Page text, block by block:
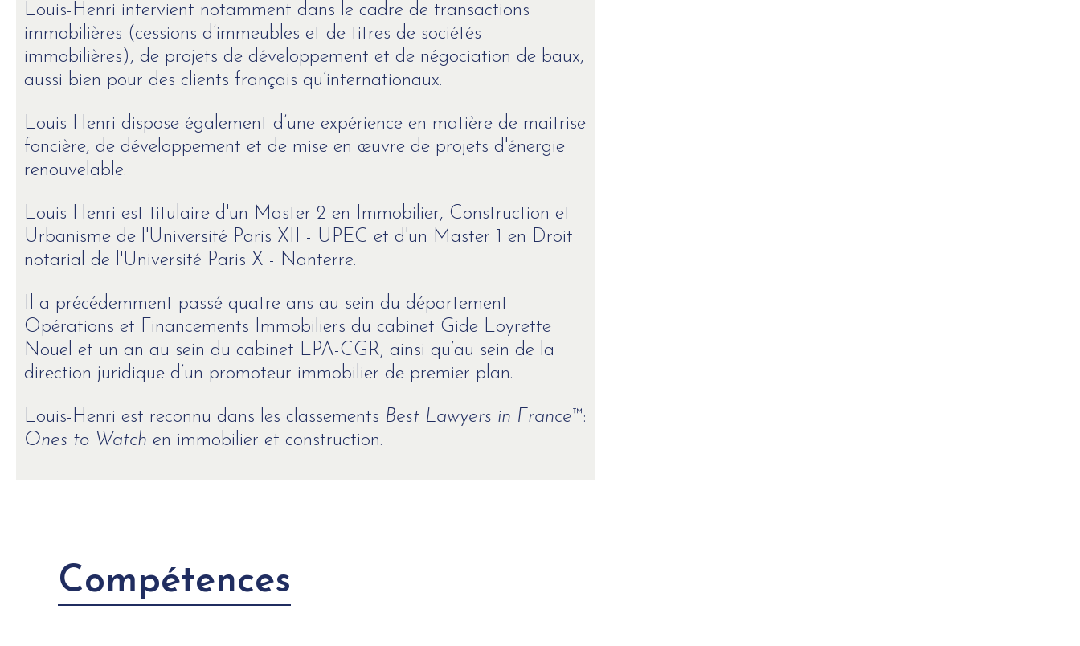
Louis-Henri intervient notamment dans le cadre de transactions
immobilières (cessions d’immeubles et de titres de sociétés
immobilières), de projets de développement et de négociation de baux,
aussi bien pour des clients français qu’internationaux.
Louis-Henri dispose également d’une expérience en matière de maitrise
foncière, de développement et de mise en œuvre de projets d'énergie
renouvelable.
Louis-Henri est titulaire d'un Master 2 en Immobilier, Construction et
Urbanisme de l'Université Paris XII - UPEC et d'un Master 1 en Droit
notarial de l'Université Paris X - Nanterre.
Il a précédemment passé quatre ans au sein du département
Opérations et Financements Immobiliers du cabinet Gide Loyrette
Nouel et un an au sein du cabinet LPA-CGR, ainsi qu’au sein de la
direction juridique d’un promoteur immobilier de premier plan.
Louis-Henri est reconnu dans les classements Best Lawyers in France™:
Ones to Watch en immobilier et construction.
Compétences